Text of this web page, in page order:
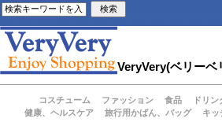
VeryVery(ベリーベ
コスチューム ファッション 食品 ドリン
健康、ヘルスケア
旅行用かばん、バッグ キッ